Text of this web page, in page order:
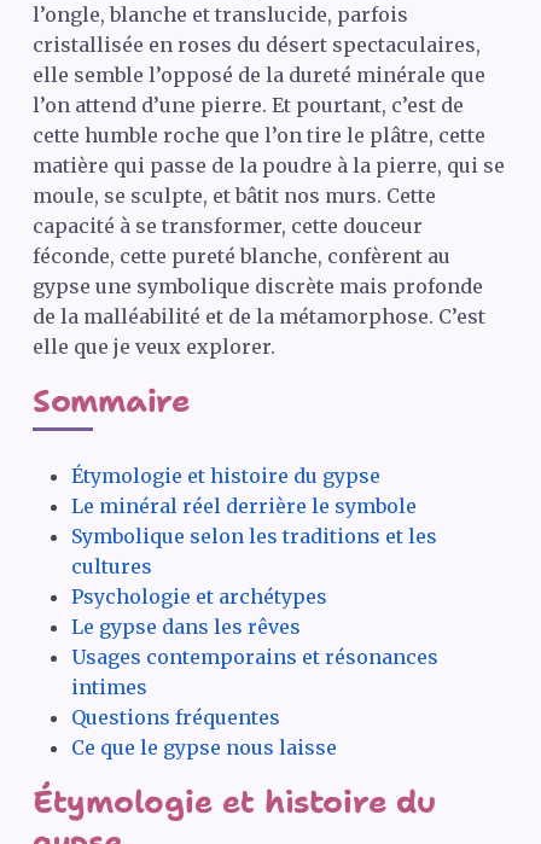
l’ongle, blanche et translucide, parfois
cristallisée en roses du désert spectaculaires,
elle semble l’opposé de la dureté minérale que
l’on attend d’une pierre. Et pourtant, c’est de
cette humble roche que l’on tire le plâtre, cette
matière qui passe de la poudre à la pierre, qui se
moule, se sculpte, et bâtit nos murs. Cette
capacité à se transformer, cette douceur
féconde, cette pureté blanche, confèrent au
gypse une symbolique discrète mais profonde
de la malléabilité et de la métamorphose. C’est
elle que je veux explorer.
Sommaire
Étymologie et histoire du gypse
Le minéral réel derrière le symbole
Symbolique selon les traditions et les
cultures
Psychologie et archétypes
Le gypse dans les rêves
Usages contemporains et résonances
intimes
Questions fréquentes
Ce que le gypse nous laisse
Étymologie et histoire du